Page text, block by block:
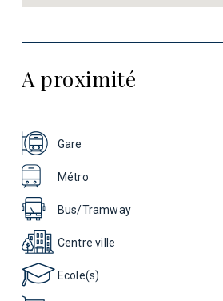
A proximité
Gare
Métro
Bus/Tramway
Centre ville
Ecole(s)